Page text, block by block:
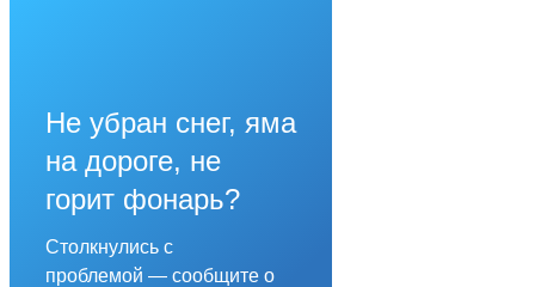
Не убран снег, яма
на дороге, не
горит фонарь?
Столкнулись с
проблемой — сообщите о